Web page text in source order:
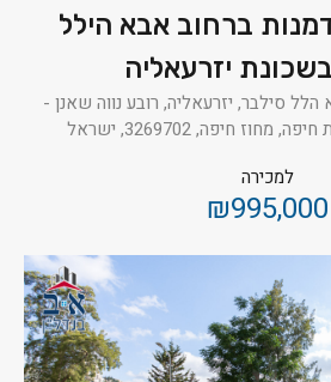
ברחוב אבא הילל
יזרעאליה
סילבר, יזרעאליה, רובע נווה שאנן -
חיפה, 3269702, ישראל
למכירה
₪995,000